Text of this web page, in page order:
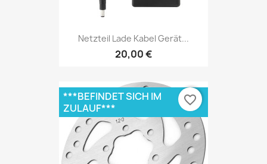
Netzteil Lade Kabel Gerät...
20,00 €
***BEFINDET SICH IM
ZULAUF***
favorite_border